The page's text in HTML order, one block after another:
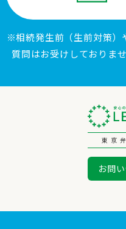
※相続発生前（生前対策）
質問はお受けしておりま
東京
お問